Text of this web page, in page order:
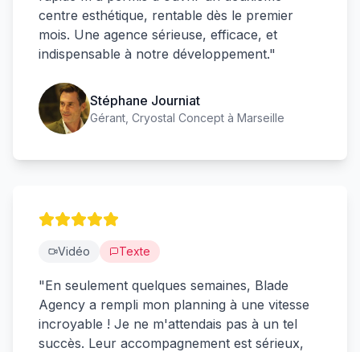
centre esthétique, rentable dès le premier
mois. Une agence sérieuse, efficace, et
indispensable à notre développement."
Stéphane Journiat
Gérant, Cryostal Concept à Marseille
Vidéo Texte
"En seulement quelques semaines, Blade
Agency a rempli mon planning à une vitesse
incroyable ! Je ne m'attendais pas à un tel
succès. Leur accompagnement est sérieux,